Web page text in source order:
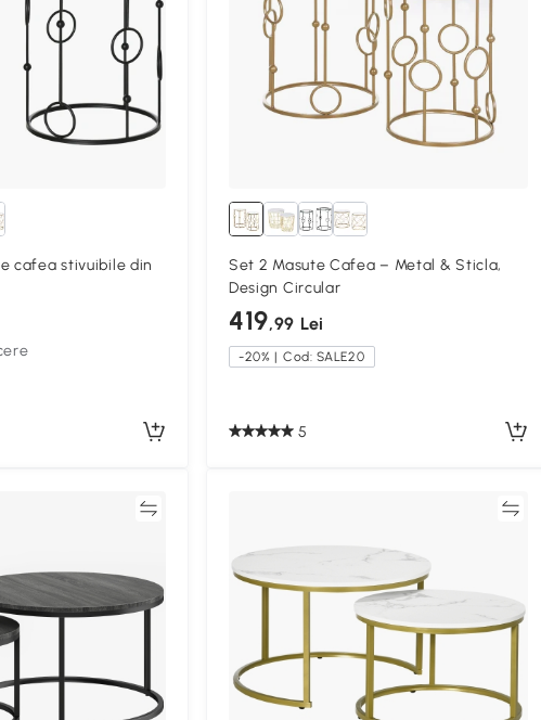
cafea stivuibile din
Set 2 Masute Cafea – Metal & Sticla,
Design Circular
419,99 Lei
-20% | Cod: SALE20
5